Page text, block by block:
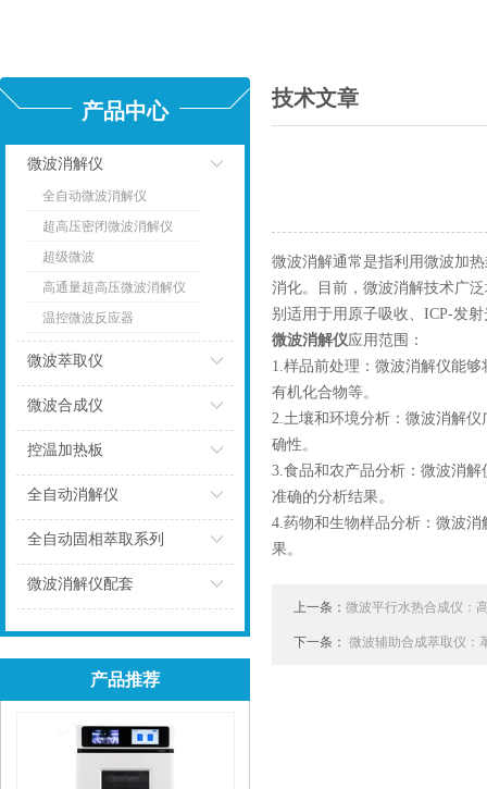
产品中心
微波消解仪
全自动微波消解仪
超高压密闭微波消解仪
超级微波
高通量超高压微波消解仪
温控微波反应器
微波萃取仪
微波合成仪
控温加热板
全自动消解仪
点击
全自动固相萃取系列
微波消解仪配套
产品推荐
技术文章
微波消解通常是指利用微波加
消化。目前，微波消解技术广
别适用于用原子吸收、ICP-发
微波消解仪应用范围：
1.样品前处理：微波消解仪能
有机化合物等。
2.土壤和环境分析：微波消解
确性。
3.食品和农产品分析：微波消
准确的分析结果。
4.药物和生物样品分析：微波
果。
上一条： 微波平行水热合成仪：
下一条： 微波辅助合成萃取仪：